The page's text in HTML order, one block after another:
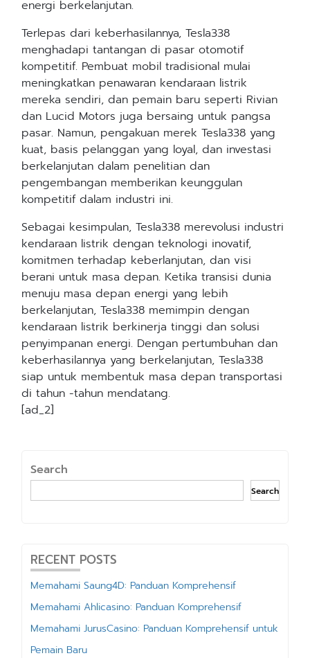
energi berkelanjutan.
Terlepas dari keberhasilannya, Tesla338
menghadapi tantangan di pasar otomotif
kompetitif. Pembuat mobil tradisional mulai
meningkatkan penawaran kendaraan listrik
mereka sendiri, dan pemain baru seperti Rivian
dan Lucid Motors juga bersaing untuk pangsa
pasar. Namun, pengakuan merek Tesla338 yang
kuat, basis pelanggan yang loyal, dan investasi
berkelanjutan dalam penelitian dan
pengembangan memberikan keunggulan
kompetitif dalam industri ini.
Sebagai kesimpulan, Tesla338 merevolusi industri
kendaraan listrik dengan teknologi inovatif,
komitmen terhadap keberlanjutan, dan visi
berani untuk masa depan. Ketika transisi dunia
menuju masa depan energi yang lebih
berkelanjutan, Tesla338 memimpin dengan
kendaraan listrik berkinerja tinggi dan solusi
penyimpanan energi. Dengan pertumbuhan dan
keberhasilannya yang berkelanjutan, Tesla338
siap untuk membentuk masa depan transportasi
di tahun -tahun mendatang.
[ad_2]
Search
Search
RECENT POSTS
Memahami Saung4D: Panduan Komprehensif
Memahami Ahlicasino: Panduan Komprehensif
Memahami JurusCasino: Panduan Komprehensif untuk
Pemain Baru